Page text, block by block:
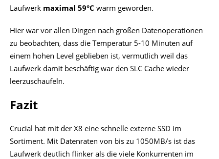
Laufwerk maximal 59°C warm geworden.
Hier war vor allen Dingen nach großen Datenoperationen
zu beobachten, dass die Temperatur 5-10 Minuten auf
einem hohen Level geblieben ist, vermutlich weil das
Laufwerk damit beschäftig war den SLC Cache wieder
leerzuschaufeln.
Fazit
Crucial hat mit der X8 eine schnelle externe SSD im
Sortiment. Mit Datenraten von bis zu 1050MB/s ist das
Laufwerk deutlich flinker als die viele Konkurrenten im